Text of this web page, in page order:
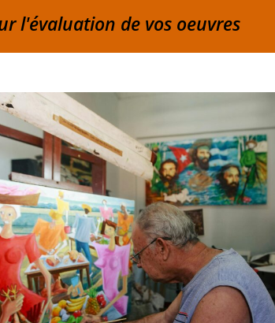
l'évaluation de vos oeuvres